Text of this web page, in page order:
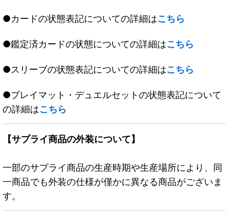
●カードの状態表記についての詳細はこちら
●鑑定済カードの状態についての詳細はこちら
●スリーブの状態表記についての詳細はこちら
●プレイマット・デュエルセットの状態表記について
の詳細はこちら
【サプライ商品の外装について】
一部のサプライ商品の生産時期や生産場所により、同
一商品でも外装の仕様が僅かに異なる商品がございま
す。